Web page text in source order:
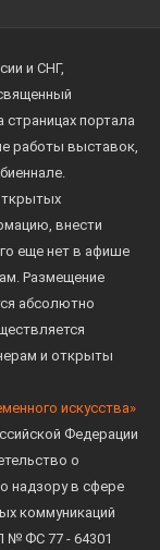
и СНГ,
страницах портала
работы выставок,
внести
еще нет в афише
Размещение
абсолютно
и открыты
искусства»
Федерации
о
надзору в сфере
коммуникаций
№ ФС 77 - 64301